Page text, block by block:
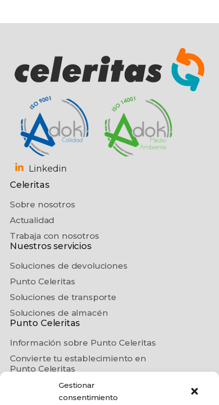
Gestionar
consentimiento
Linkedin
Celeritas
Sobre nosotros
Actualidad
Trabaja con nosotros
Nuestros servicios
Soluciones de devoluciones
Punto Celeritas
Soluciones de transporte
Soluciones de almacén
Punto Celeritas
Información sobre Punto Celeritas
Convierte tu establecimiento en
Punto Celeritas
Localiza tu Punto Celeritas más